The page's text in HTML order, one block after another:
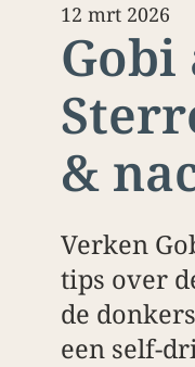
&
12 mrt 2026
Verken
tips over
de
een self-